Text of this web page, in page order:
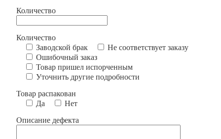
Количество
Количество
Заводской брак
Не соответствует заказу
Ошибочный заказ
Товар пришел испорченным
Уточнить другие подробности
Товар распакован
Да
Нет
Описание дефекта